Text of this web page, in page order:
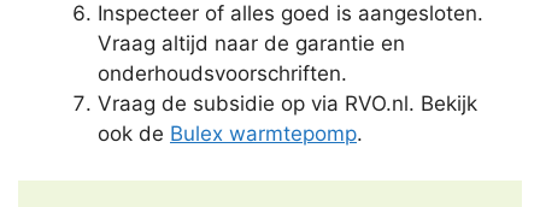
Inspecteer of alles goed is aangesloten.
Vraag altijd naar de garantie en
onderhoudsvoorschriften.
Vraag de subsidie op via RVO.nl. Bekijk
ook de Bulex warmtepomp.